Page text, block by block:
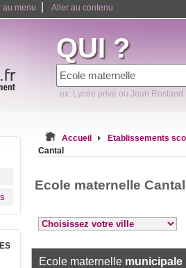
au menu Aller au contenu
QUI ?
ex: Lycée privé ou Jean Rostand
Accueil
Etablissements
Cantal
Ecole maternelle Cantal
Ecole maternelle municipale